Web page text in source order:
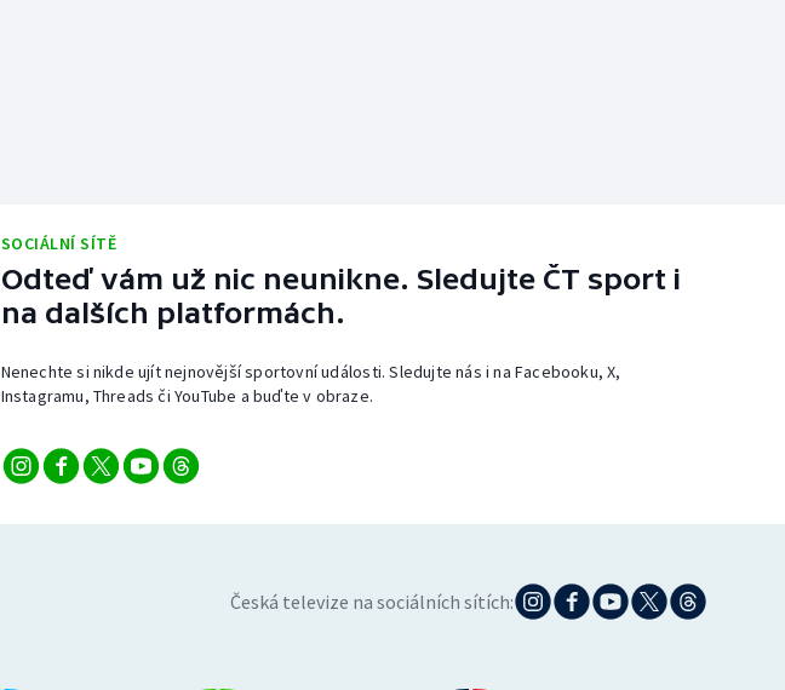
SOCIÁLNÍ SÍTĚ
Odteď vám už nic neunikne. Sledujte ČT sport i
na dalších platformách.
Nenechte si nikde ujít nejnovější sportovní události. Sledujte nás i na Facebooku, X,
Instagramu, Threads či YouTube a buďte v obraze.
Česká televize na sociálních sítích: